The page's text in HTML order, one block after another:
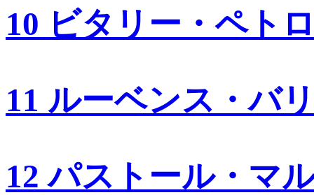
10 ビタリー・ペト
11 ルーベンス・バ
12 パストール・マ